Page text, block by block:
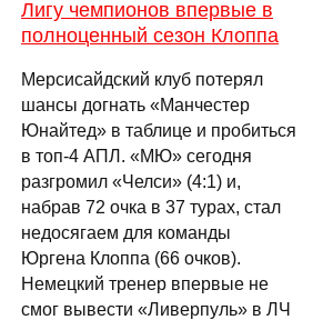
Лигу чемпионов впервые в
полноценный сезон Клоппа
Мерсисайдский клуб потерял
шансы догнать «Манчестер
Юнайтед» в таблице и пробиться
в топ-4 АПЛ. «МЮ» сегодня
разгромил «Челси» (4:1) и,
набрав 72 очка в 37 турах, стал
недосягаем для команды
Юргена Клоппа (66 очков).
Немецкий тренер впервые не
смог вывести «Ливерпуль» в ЛЧ